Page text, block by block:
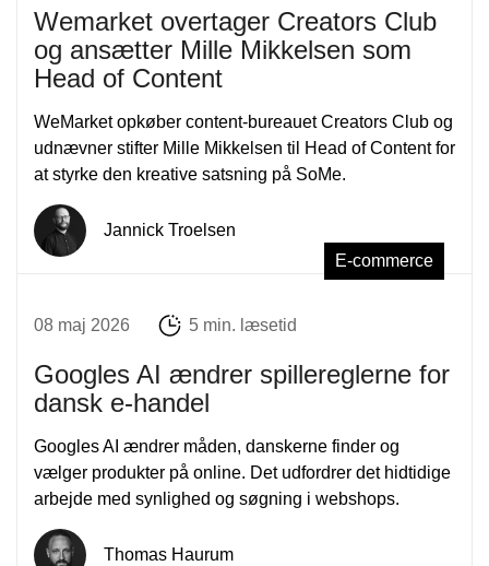
Wemarket overtager Creators Club
og ansætter Mille Mikkelsen som
Head of Content
WeMarket opkøber content-bureauet Creators Club og
udnævner stifter Mille Mikkelsen til Head of Content for
at styrke den kreative satsning på SoMe.
Jannick Troelsen
E-commerce
08 maj 2026 5 min. læsetid
Googles AI ændrer spillereglerne for
dansk e-handel
Googles AI ændrer måden, danskerne finder og
vælger produkter på online. Det udfordrer det hidtidige
arbejde med synlighed og søgning i webshops.
Thomas Haurum